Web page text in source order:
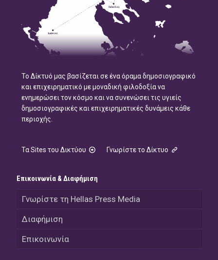
Το Δίκτυό μας βασίζεται σε ένα όραμα δημοσιογραφικό
και επιχειρηματικό με μοναδική φιλοδοξία να
ενημερώσει τον κόσμο και να συνενώσει τις υγιείς
δημοσιογραφικές και επιχειρηματικές δυνάμεις κάθε
περιοχής.
Τα Sites του Δικτύου Γνωρίστε το Δίκτυο
Επικοινωνία & Διαφήμιση
Γνωρίστε τη Hellas Press Media
Διαφήμιση
Επικοινωνία